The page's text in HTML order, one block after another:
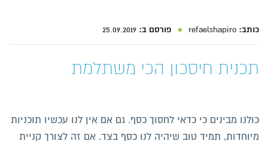
כותב: פורסם ב:
תכנית חיסכון הכי משתלמת
כולנו מבינים כי כדאי לחסוך כסף. גם אם אין לנו עכשיו תוכניות
מיוחדות, תמיד טוב שיהיה לנו כסף בצד. אם זה לצורך קניית